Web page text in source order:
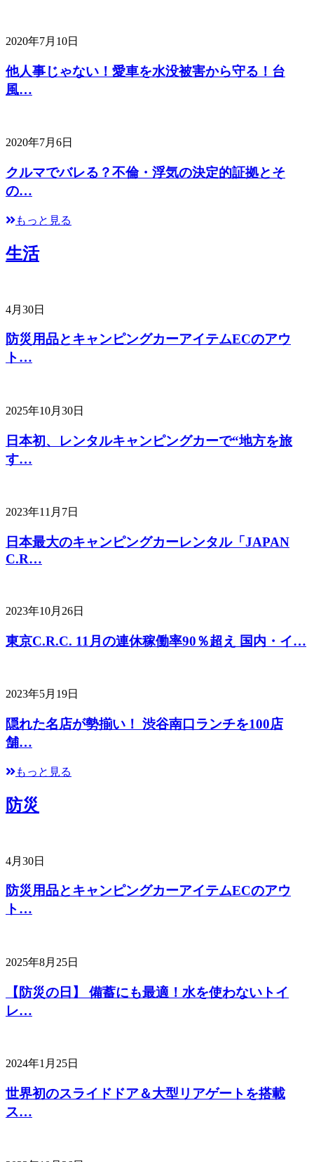
2020年7月10日
他人事じゃない！愛車を水没被害から守る！台
風…
2020年7月6日
クルマでバレる？不倫・浮気の決定的証拠とそ
の…
もっと見る
生活
4月30日
防災用品とキャンピングカーアイテムECのアウ
ト…
2025年10月30日
日本初、レンタルキャンピングカーで“地方を旅
す…
2023年11月7日
日本最大のキャンピングカーレンタル「JAPAN
C.R…
2023年10月26日
東京C.R.C. 11月の連休稼働率90％超え 国内・イ…
2023年5月19日
隠れた名店が勢揃い！ 渋谷南口ランチを100店
舗…
もっと見る
防災
4月30日
防災用品とキャンピングカーアイテムECのアウ
ト…
2025年8月25日
【防災の日】 備蓄にも最適！水を使わないトイ
レ…
2024年1月25日
世界初のスライドドア＆大型リアゲートを搭載
ス…